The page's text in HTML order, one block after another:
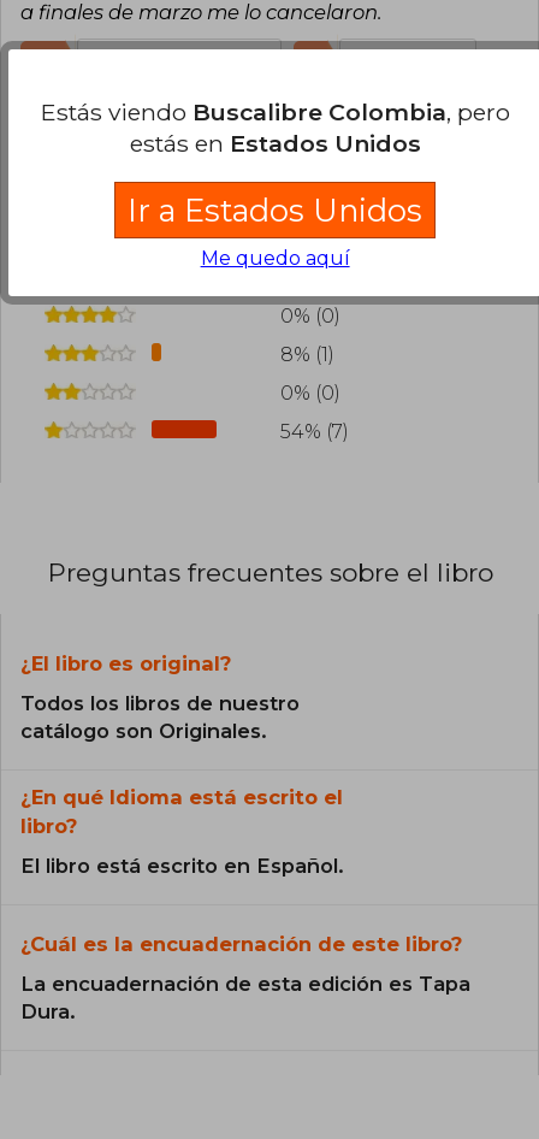
a finales de marzo me lo cancelaron.
Cargar más opiniones del libro
¿Leíste este libro? Inicia sesiónpara poder
agregar tu propia evaluación.
0% (0)
8% (1)
0% (0)
54% (7)
Preguntas frecuentes sobre el libro
¿El libro es original?
Todos los libros de nuestro
catálogo son Originales.
¿En qué Idioma está escrito el
libro?
El libro está escrito en Español.
¿Cuál es la encuadernación de este libro?
La encuadernación de esta edición es Tapa
Dura.
Estás viendo Buscalibre Colombia, pero
estás en Estados Unidos
Ir a Estados Unidos
Me quedo aquí